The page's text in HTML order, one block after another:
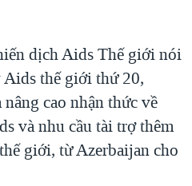
DẢI GAZA
ĐƯỜNG
HẠ 'BÊN THẮNG CUỘC'
dịch Aids Thế giới nói
Aids thế giới thứ 20,
cao nhận thức về
và nhu cầu tài trợ thêm
giới, từ Azerbaijan cho